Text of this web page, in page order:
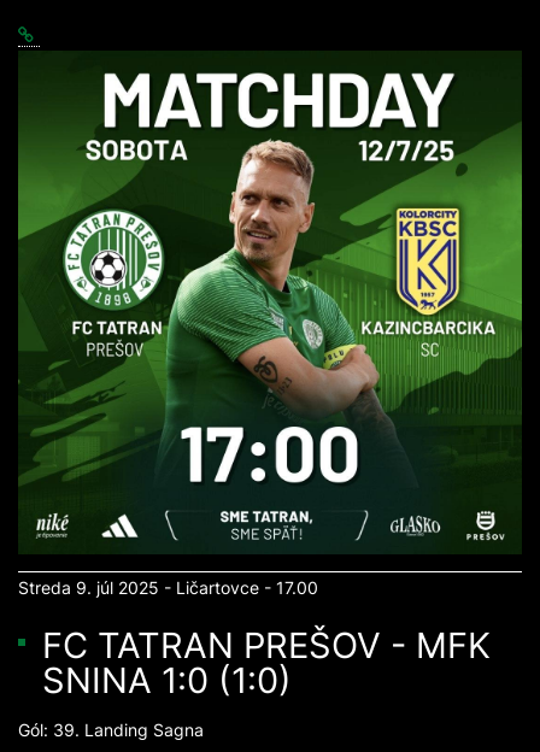
Streda 9. júl 2025 - Ličartovce - 17.00
FC TATRAN PREŠOV - MFK
SNINA 1:0 (1:0)
Gól: 39. Landing Sagna